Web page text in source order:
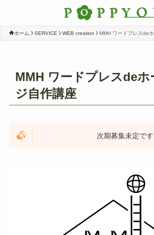
ホーム SERVICE WEB creation MMH ワードプレスde
MMH ワードプレスdeホ
ジ自作講座
次期募集未定です